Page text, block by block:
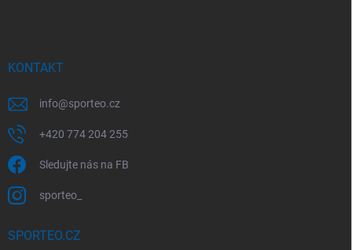
KONTAKT
info@sporteo.cz
+420 774 204 255
Sledujte nás na FB
sporteo_
SPORTEO.CZ